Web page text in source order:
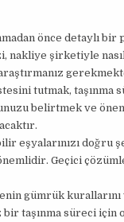
önce detaylı bir
nakliye şirketiyle
tutmak, taşınma
belirtmek ve
eşyalarınızı doğru
Geçici
gümrük kurallarını
bir taşınma süreci için